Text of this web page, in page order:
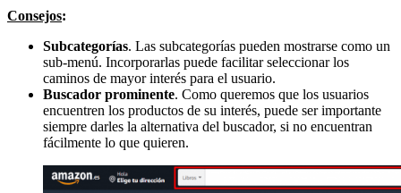
Consejos:
Subcategorías. Las subcategorías pueden mostrarse como un
sub-menú. Incorporarlas puede facilitar seleccionar los
caminos de mayor interés para el usuario.
Buscador prominente. Como queremos que los usuarios
encuentren los productos de su interés, puede ser importante
siempre darles la alternativa del buscador, si no encuentran
fácilmente lo que quieren.